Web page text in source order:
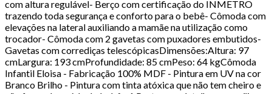
com altura regulável- Berço com certificação do INMETRO
trazendo toda segurança e conforto para o bebê- Cômoda com
elevações na lateral auxiliando a mamãe na utilização como
trocador- Cômoda com 2 gavetas com puxadores embutidos-
Gavetas com corrediças telescópicasDimensões:Altura: 97
cmLargura: 193 cmProfundidade: 85 cmPeso: 64 kgCômoda
Infantil Eloisa - Fabricação 100% MDF - Pintura em UV na cor
Branco Brilho - Pintura com tinta atóxica que não tem cheiro e